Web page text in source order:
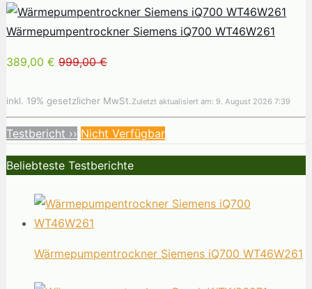
Wärmepumpentrockner Siemens iQ700 WT46W261
389,00 € 999,00 €
inkl. 19% gesetzlicher MwSt.Zuletzt aktualisiert am: 9. August 2026 7:39
Testbericht ›› Nicht Verfügbar
Beliebteste Testberichte
Wärmepumpentrockner Siemens iQ700 WT46W261